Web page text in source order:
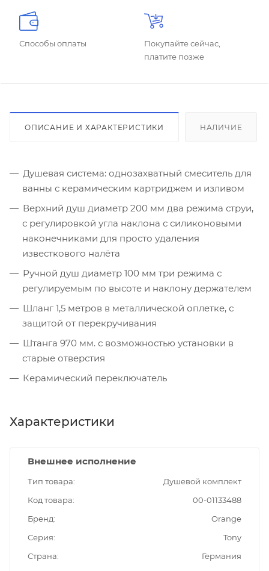
Способы оплаты
Покупайте сейчас,
платите позже
ОПИСАНИЕ И ХАРАКТЕРИСТИКИ НАЛИЧИЕ
Душевая система: однозахватный смеситель для
ванны с керамическим картриджем и изливом
Верхний душ диаметр 200 мм два режима струи,
с регулировкой угла наклона с силиконовыми
наконечниками для просто удаления
известкового налёта
Ручной душ диаметр 100 мм три режима с
регулируемым по высоте и наклону держателем
Шланг 1,5 метров в металлической оплетке, с
защитой от перекручивания
Штанга 970 мм. с возможностью установки в
старые отверстия
Керамический переключатель
Характеристики
Внешнее исполнение
Тип товара
Душевой комплект
Код товара
00-01133488
Бренд
Orange
Серия
Tony
Страна
Германия